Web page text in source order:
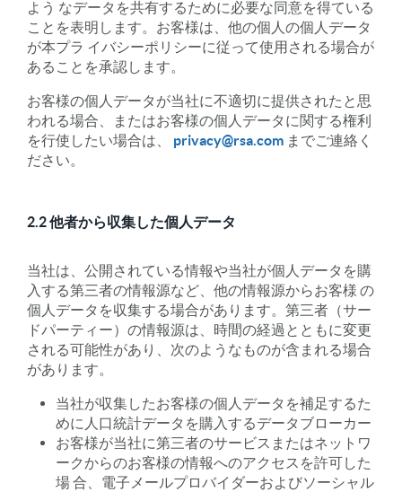
よう なデータを共有するために必要な同意を得ている
ことを表明します。お客様は、他の個人の個人データ
が本プラ イバシーポリシーに従って使用される場合が
あることを承認します。
お客様の個人データが当社に不適切に提供されたと思
われる場合、またはお客様の個人データに関する権利
を行使したい場合は、 privacy@rsa.com までご連絡く
ださい。
2.2 他者から収集した個人データ
当社は、公開されている情報や当社が個人データを購
入する第三者の情報源など、他の情報源からお客様 の
個人データを収集する場合があります。第三者（サー
ドパーティー）の情報源は、時間の経過とともに変更
される可能性があり、次のようなものが含まれる場合
があります。
当社が収集したお客様の個人データを補足するた
めに人口統計データを購入するデータブローカー
お客様が当社に第三者のサービスまたはネットワ
ークからのお客様の情報へのアクセスを許可した
場 合、電子メールプロバイダーおよびソーシャル